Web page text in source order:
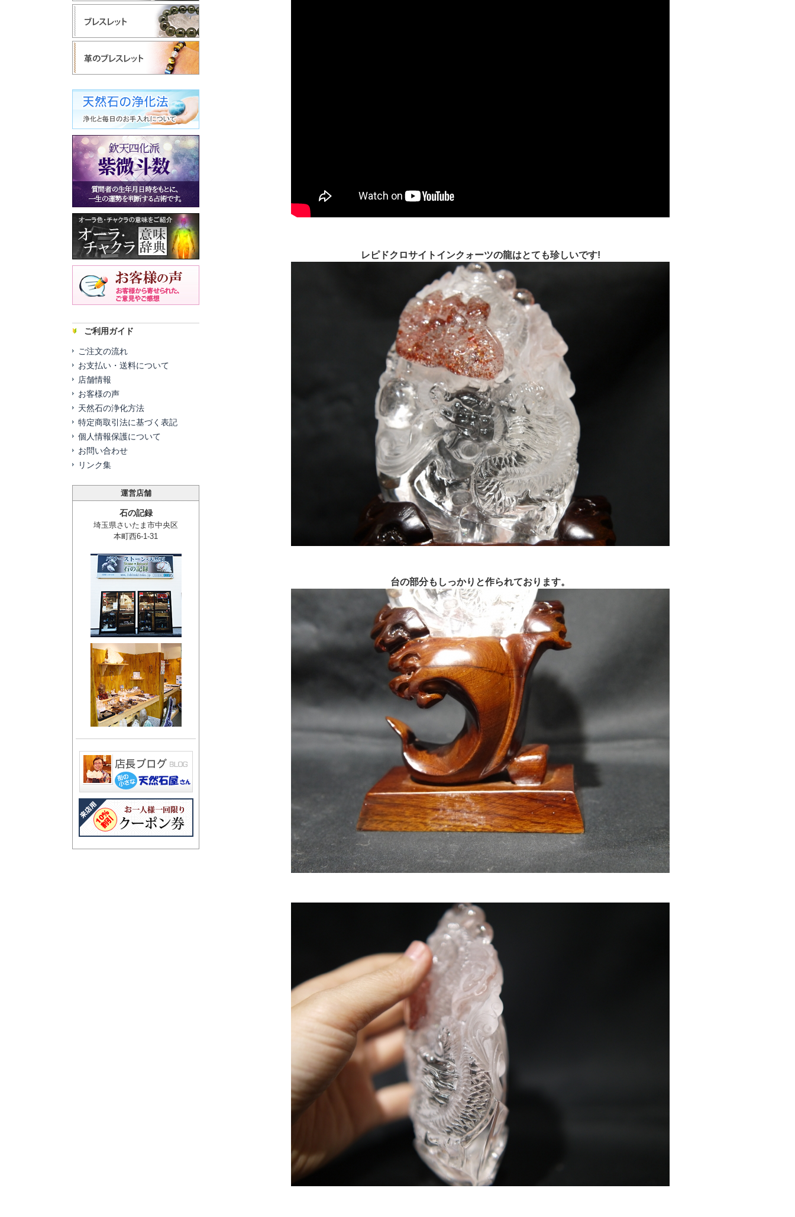
レピドクロサイトインクォーツの龍はとても珍しいです!
台の部分もしっかりと作られております。
ご利用ガイド
ご注文の流れ
お支払い・送料について
店舗情報
お客様の声
天然石の浄化方法
特定商取引法に基づく表記
個人情報保護について
お問い合わせ
リンク集
運営店舗
石の記録
埼玉県さいたま市中央区
本町西6-1-31